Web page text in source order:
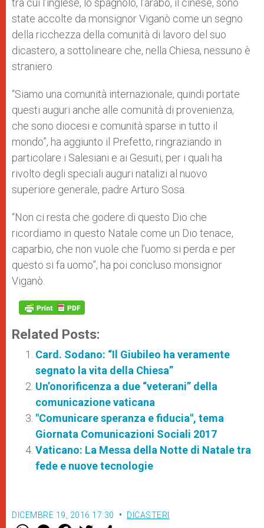
tra cui l’inglese, lo spagnolo, l’arabo, il cinese, sono
state accolte da monsignor Viganò come un segno
della ricchezza della comunità di lavoro del suo
dicastero, a sottolineare che, nella Chiesa, nessuno è
straniero.
“Siamo una comunità internazionale, quindi portate
questi auguri anche alle comunità di provenienza,
che sono diocesi e comunità sparse in tutto il
mondo”, ha aggiunto il Prefetto, ringraziando in
particolare i Salesiani e ai Gesuiti, per i quali ha
rivolto degli speciali auguri natalizi al nuovo
superiore generale, padre Arturo Sosa.
“Non ci resta che godere di questo Dio che
ricordiamo in questo Natale come un Dio tenace,
caparbio, che non vuole che l’uomo si perda e per
questo si fa uomo”, ha poi concluso monsignor
Viganò.
Related Posts:
Card. Sodano: “Il Giubileo ha veramente
segnato la vita della Chiesa”
Un’onorificenza a due “veterani” della
comunicazione vaticana
"Comunicare speranza e fiducia", tema
Giornata Comunicazioni Sociali 2017
Vaticano: La Messa della Notte di Natale tra
fede e nuove tecnologie
DICEMBRE 19, 2016 17:30 DICASTERI